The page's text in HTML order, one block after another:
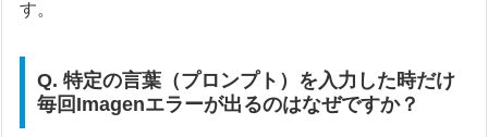
す。
Q. 特定の言葉（プロンプト）を入力した時だけ
毎回Imagenエラーが出るのはなぜですか？